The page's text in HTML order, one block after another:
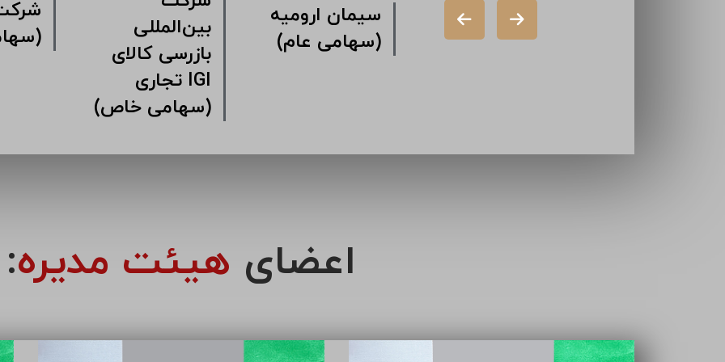
شرکت سرمایه
گذاری سیمان
سیمان ارومیه
(سهامی عام)
بین‌المللی
بازرسی کالای
تجاری IGI
(سهامی خاص)
اعضای هیئت مدیره: